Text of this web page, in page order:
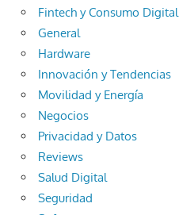
Fintech y Consumo Digital
General
Hardware
Innovación y Tendencias
Movilidad y Energía
Negocios
Privacidad y Datos
Reviews
Salud Digital
Seguridad